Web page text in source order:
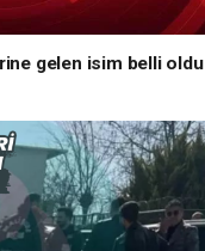
gelen isim belli oldu